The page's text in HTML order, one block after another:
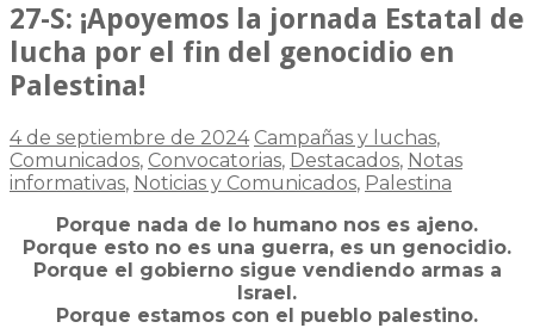
27-S: ¡Apoyemos la jornada Estatal de
lucha por el fin del genocidio en
Palestina!
4 de septiembre de 2024 Campañas y luchas,
Comunicados, Convocatorias, Destacados, Notas
informativas, Noticias y Comunicados, Palestina
Porque nada de lo humano nos es ajeno.
Porque esto no es una guerra, es un genocidio.
Porque el gobierno sigue vendiendo armas a
Israel.
Porque estamos con el pueblo palestino.